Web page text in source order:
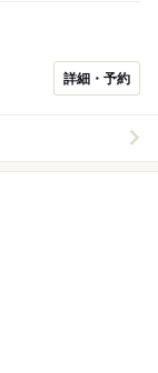
詳細・予約